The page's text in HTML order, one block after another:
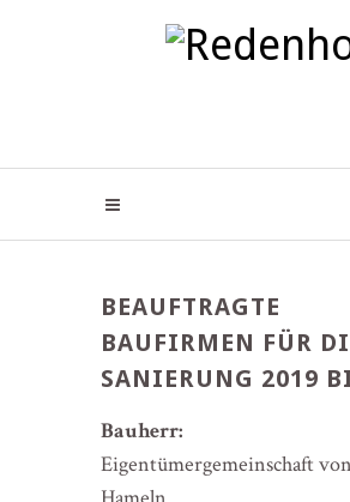
BEAUFTRAGTE
BAUFIRMEN FÜR
SANIERUNG 2019
Bauherr:
Eigentümergemeinschaft